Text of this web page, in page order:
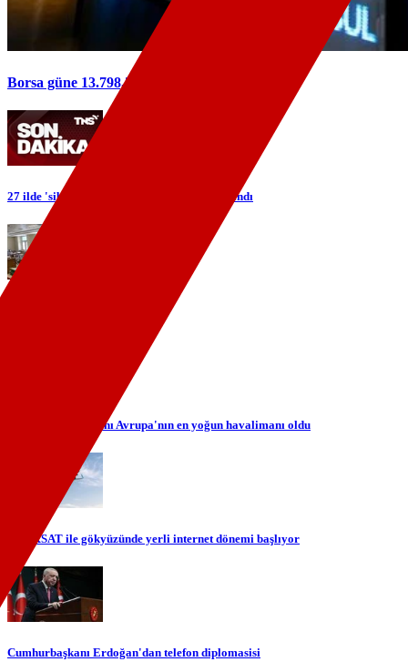
Borsa güne 13.798,53 puandan başladı
27 ilde 'siber' operasyonu: 89 şüpheli yakalandı
İstanbul Havalimanı Avrupa'nın en yoğun havalimanı oldu
TÜRKSAT ile gökyüzünde yerli internet dönemi başlıyor
Cumhurbaşkanı Erdoğan'dan telefon diplomasisi